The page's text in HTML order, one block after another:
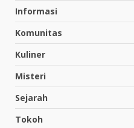
Informasi
Komunitas
Kuliner
Misteri
Sejarah
Tokoh